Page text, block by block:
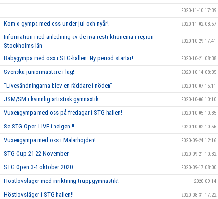
2020-11-10 17:39
Kom o gympa med oss under jul och nyår! 2020-11-02 08:57
Information med anledning av de nya restriktionerna i region
Stockholms län
2020-10-29 17:41
Babygympa med oss i STG-hallen. Ny period startar! 2020-10-21 08:38
Svenska juniormästare i lag! 2020-10-14 08:35
”Livesändningarna blev en räddare i nöden” 2020-10-07 15:11
JSM/SM i kvinnlig artistisk gymnastik 2020-10-06 10:10
Vuxengympa med oss på fredagar i STG-hallen! 2020-10-05 10:35
Se STG Open LIVE i helgen !! 2020-10-02 10:55
Vuxengympa med oss i Mälarhöjden! 2020-09-24 12:16
STG-Cup 21-22 November 2020-09-21 10:32
STG Open 3-4 oktober 2020! 2020-09-17 08:00
Höstlovsläger med inriktning truppgymnastik! 2020-09-14
Höstlovsläger i STG-hallen!! 2020-08-31 17:22